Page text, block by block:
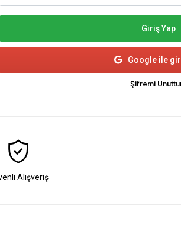
Giriş Yap
Google ile
Şifremi
Alışveriş